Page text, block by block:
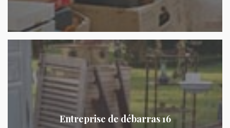
Entreprise de débarras 16